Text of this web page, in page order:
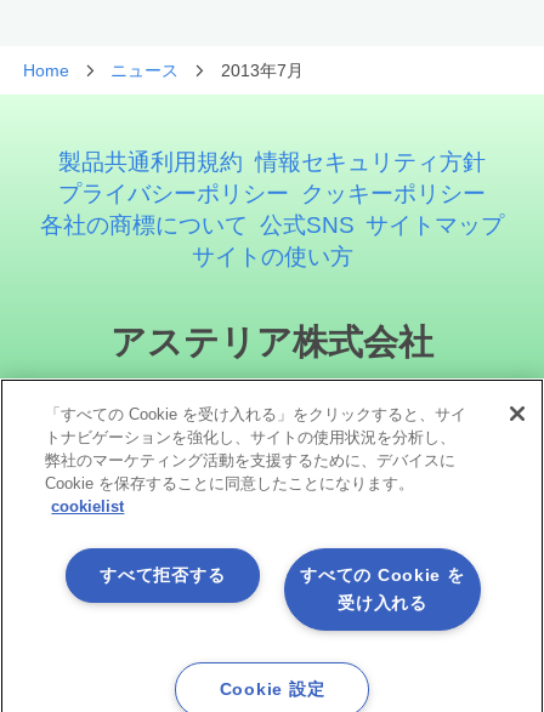
Home ニュース 2013年7月
製品共通利用規約 情報セキュリティ方針
プライバシーポリシー
クッキーポリシー
各社の商標について 公式SNS サイトマップ
サイトの使い方
アステリア株式会社
ソーシャルメディア
Copyright©1998 -2026 Asteria Corporation. All Rights Reserved.
「すべての Cookie を受け入れる」をクリックすると、サイ
トナビゲーションを強化し、サイトの使用状況を分析し、
弊社のマーケティング活動を支援するために、デバイスに
Cookie を保存することに同意したことになります。
cookielist
すべての Cookie を
受け入れる
すべて拒否する
Cookie 設定